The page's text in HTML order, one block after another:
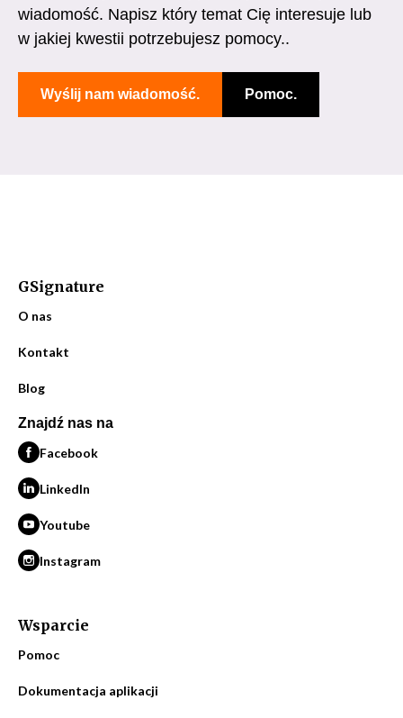
wiadomość. Napisz który temat Cię interesuje lub
w jakiej kwestii potrzebujesz pomocy..
Wyślij nam wiadomość. Pomoc.
GSignature
O nas
Kontakt
Blog
Znajdź nas na
Facebook
LinkedIn
Youtube
Instagram
Wsparcie
Pomoc
Dokumentacja aplikacji